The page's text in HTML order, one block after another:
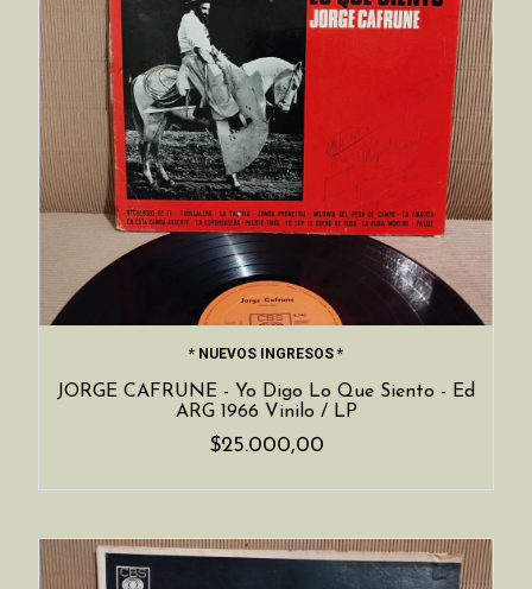
* NUEVOS INGRESOS *
JORGE CAFRUNE - Yo Digo Lo Que Siento - Ed
ARG 1966 Vinilo / LP
$25.000,00